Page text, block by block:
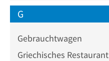
G
Gebrauchtwagen
Griechisches Restaurant